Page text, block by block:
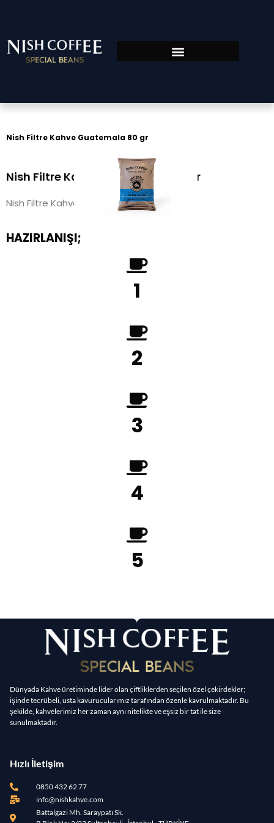
Nish Filtre Kahve Guatemala 80 gr
Nish Filtre Kahve Guatemala 80 gr
Nish Filtre Kahve Guatemala 80 gr
HAZIRLANIŞI;
1
2
3
4
5
Dünyada Kahve üretiminde lider olan çiftliklerden seçilen özel çekirdekler;
işinde tecrübeli, usta kavurucularımız tarafından özenle kavrulmaktadır. Bu
şekilde, kahvelerimiz her zaman aynı nitelikte ve eşsiz bir tat ile size
sunulmaktadır.
Hızlı İletişim
0850 432 62 77
info@nishkahve.com
Battalgazi Mh. Saraypatı Sk.